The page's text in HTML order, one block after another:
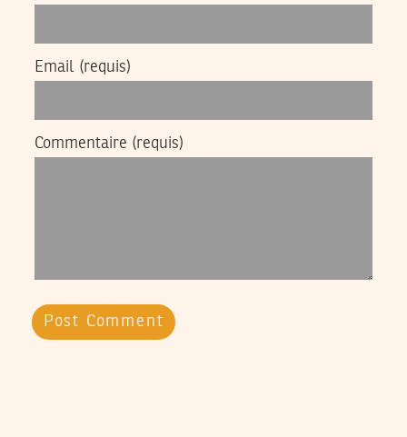
Email (requis)
Commentaire (requis)